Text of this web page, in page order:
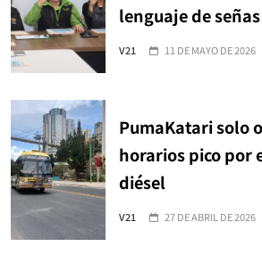
lenguaje de señas
V21 11 DE MAYO DE 2026
PumaKatari solo
horarios pico por
diésel
V21 27 DE ABRIL DE 2026